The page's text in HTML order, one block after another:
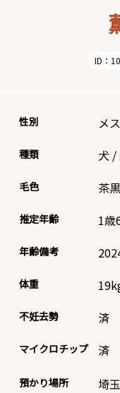
ID：
性別 メス
種類 犬 /
毛色 茶黒
推定年齢 1歳
年齢備考
体重 19
不妊去勢 済
マイクロチップ 済
預かり場所 埼